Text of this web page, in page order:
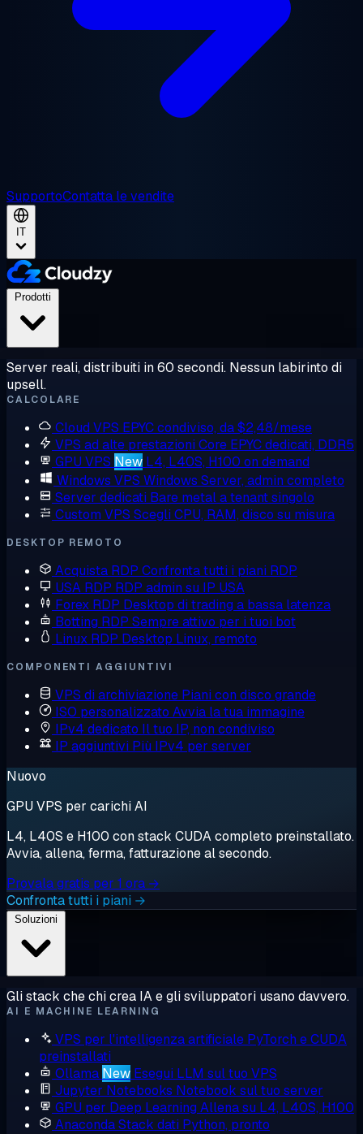
SupportoContatta le vendite
IT
Server reali, distribuiti in 60 secondi. Nessun labirinto di
upsell.
CALCOLARE
Cloud VPS EPYC condiviso, da $2,48/mese
VPS ad alte prestazioni Core EPYC dedicati, DDR5
GPU VPS New L4, L40S, H100 on demand
Windows VPS Windows Server, admin completo
Server dedicati Bare metal a tenant singolo
Custom VPS Scegli CPU, RAM, disco su misura
DESKTOP REMOTO
Acquista RDP Confronta tutti i piani RDP
USA RDP RDP admin su IP USA
Forex RDP Desktop di trading a bassa latenza
Botting RDP Sempre attivo per i tuoi bot
Linux RDP Desktop Linux, remoto
COMPONENTI AGGIUNTIVI
VPS di archiviazione Piani con disco grande
ISO personalizzato Avvia la tua immagine
IPv4 dedicato Il tuo IP, non condiviso
IP aggiuntivi Più IPv4 per server
Nuovo
GPU VPS per carichi AI
L4, L40S e H100 con stack CUDA completo preinstallato.
Avvia, allena, ferma, fatturazione al secondo.
Provala gratis per 1 ora →
Confronta tutti i piani →
Gli stack che chi crea IA e gli sviluppatori usano davvero.
AI E MACHINE LEARNING
VPS per l'intelligenza artificiale PyTorch e CUDA
preinstallati
Ollama New Esegui LLM sul tuo VPS
Jupyter Notebooks Notebook sul tuo server
GPU per Deep Learning Allena su L4, L40S, H100
AnacondaStack dati Python, pronto